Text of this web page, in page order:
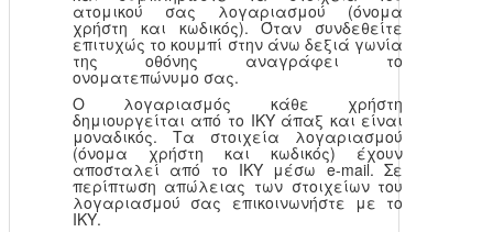
ατομικού σας λογαριασμού (όνομα
χρήστη και κωδικός). Όταν συνδεθείτε
επιτυχώς το κουμπί στην άνω δεξιά γωνία
της οθόνης αναγράφει το
ονοματεπώνυμο σας.
Ο λογαριασμός κάθε χρήστη
δημιουργείται από το ΙΚΥ άπαξ και είναι
μοναδικός. Τα στοιχεία λογαριασμού
(όνομα χρήστη και κωδικός) έχουν
αποσταλεί από το ΙΚΥ μέσω e-mail. Σε
περίπτωση απώλειας των στοιχείων του
λογαριασμού σας επικοινωνήστε με το
ΙΚΥ.